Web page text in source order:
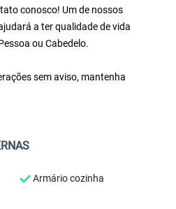
conosco! Um de nossos
a ter qualidade de vida
ou Cabedelo.
sem aviso, mantenha
Armário cozinha